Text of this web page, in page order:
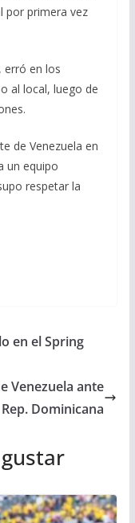
por primera vez
erró en los
al local, luego de
de Venezuela en
un equipo
respetar la
en el Spring
Venezuela ante
Rep. Dominicana